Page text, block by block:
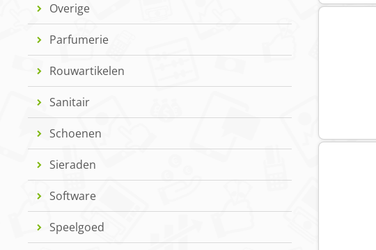
Overige
Parfumerie
Rouwartikelen
Sanitair
Schoenen
Sieraden
Software
Speelgoed